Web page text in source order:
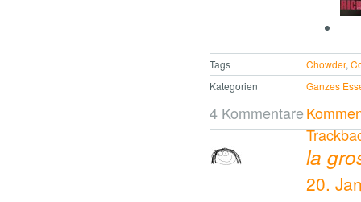
Tags Chowder,
Kategorien
Ganzes
4 Kommentare
la
20.